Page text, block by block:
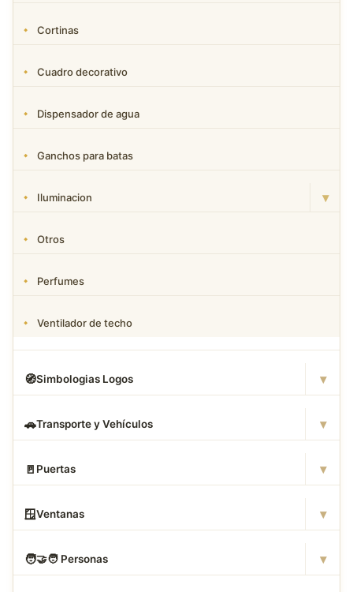
Cortinas
Cuadro decorativo
Dispensador de agua
Ganchos para batas
Iluminacion ▾
Otros
Perfumes
Ventilador de techo
🧭Simbologias Logos ▾
🚗Transporte y Vehículos ▾
🚪 Puertas ▾
🪟Ventanas ▾
🧑‍🤝‍🧑 Personas ▾